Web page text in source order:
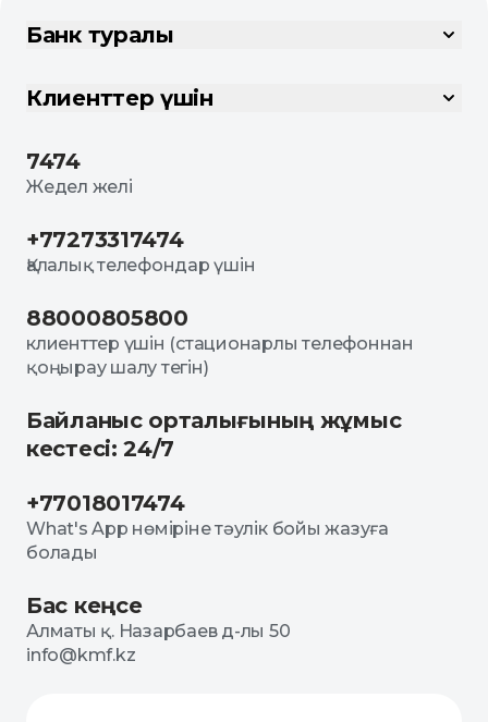
Банк туралы
Клиенттер үшін
7474
Жедел желі
+77273317474
Қалалық телефондар үшін
88000805800
клиенттер үшін (стационарлы телефоннан
қоңырау шалу тегін)
Байланыс орталығының жұмыс
кестесі: 24/7
+77018017474
What's App нөміріне тәулік бойы жазуға
болады
Бас кеңсе
Алматы қ. Назарбаев д-лы 50
info@kmf.kz